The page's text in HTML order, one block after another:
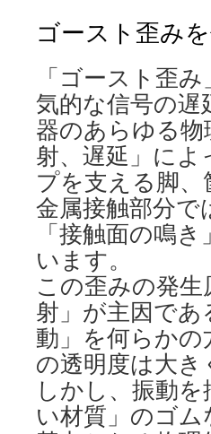
ゴースト歪み
「ゴースト歪
気的な信号の
器のあらゆる
射、遅延」に
プを支える脚
金属接触部分で
「接触面の鳴
います。
この歪みの発
射」が主因で
動」を何らか
の透明度は大
しかし、振動
い材質」のゴ